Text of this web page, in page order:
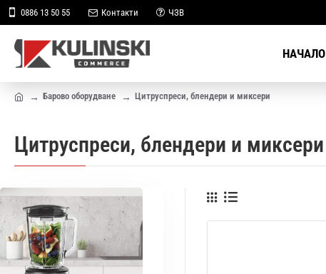
0886 13 50 55 Контакти ЧЗВ
НАЧАЛО
Барово оборудване Цитруспреси, блендери и миксери
Цитруспреси, блендери и миксери